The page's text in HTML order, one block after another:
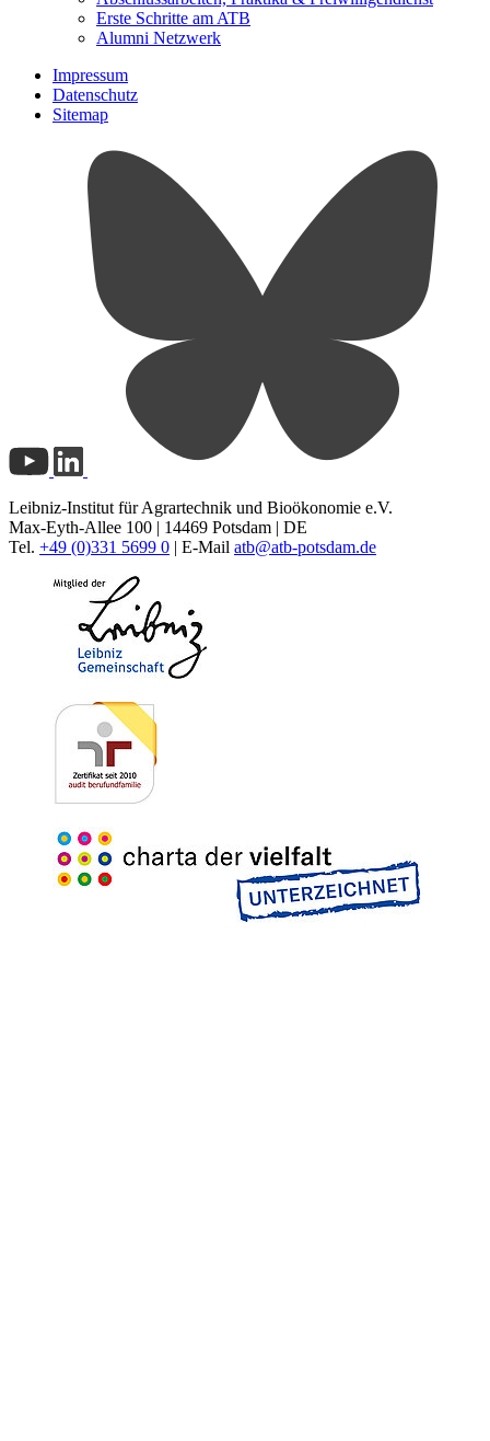
Erste Schritte am ATB
Alumni Netzwerk
Impressum
Datenschutz
Sitemap
Leibniz-Institut für Agrartechnik und Bioökonomie e.V.
Max-Eyth-Allee 100 | 14469 Potsdam | DE
Tel. +49 (0)331 5699 0 | E-Mail atb@atb-potsdam.de